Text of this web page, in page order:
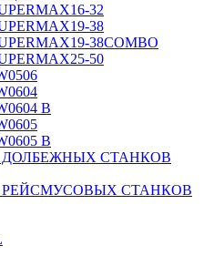
32
38
38COMBO
50
B
B
ДОЛБЕЖНЫХ СТАНКОВ
РЕЙСМУСОВЫХ СТАНКОВ